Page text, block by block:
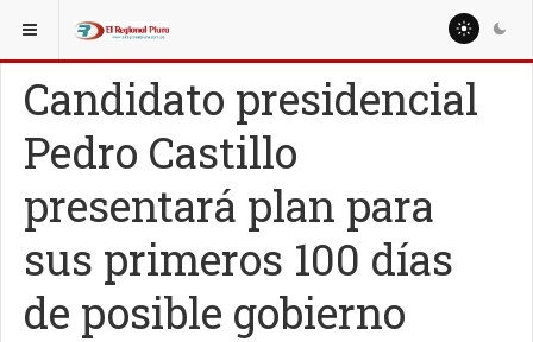
ESTÁ AQUÍ: NACIONALES
Candidato presidencial
Pedro Castillo
presentará plan para
sus primeros 100 días
de posible gobierno